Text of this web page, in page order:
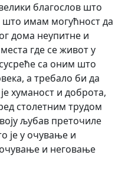
благослов што
што имам могућност да
дома неупитне и
где се живот у
сусреће са оним што
а требало би да
хуманост и доброта,
столетним трудом
љубав преточиле
је у очување и
и неговање